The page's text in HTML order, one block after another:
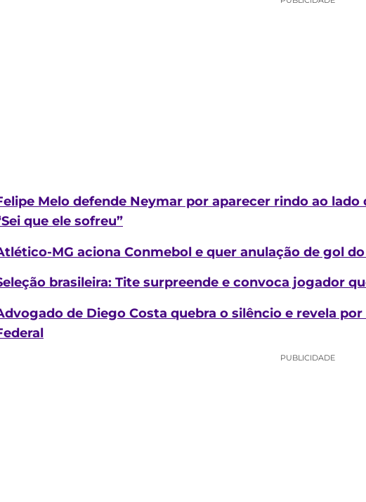
Melo defende Neymar por aparecer rindo ao lado
que ele sofreu”
MG aciona Conmebol e quer anulação de gol
brasileira: Tite surpreende e convoca jogador
de Diego Costa quebra o silêncio e revela
PUBLICIDADE